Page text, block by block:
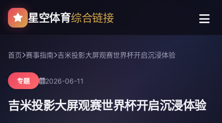
星空体育综合链接
首页 赛事指南 吉米投影大屏观赛世界杯开启沉浸体验
专题 2026-06-11
吉米投影大屏观赛世界杯开启沉浸体验